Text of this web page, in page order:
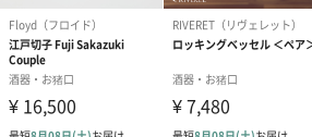
ﾊﾟｯｹｰｼﾞ重量34ｇ